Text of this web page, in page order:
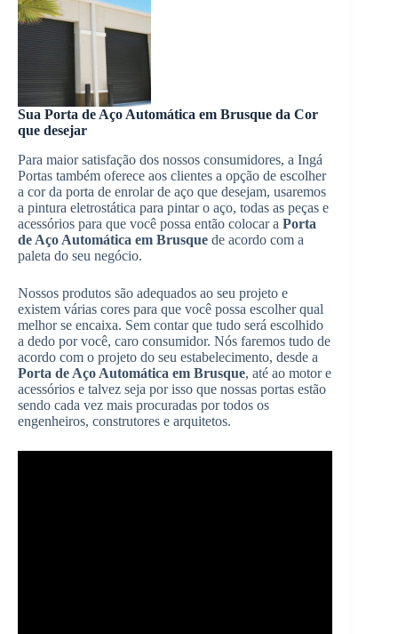
Sua Porta de Aço Automática em Brusque da Cor
que desejar
Para maior satisfação dos nossos consumidores, a Ingá
Portas também oferece aos clientes a opção de escolher
a cor da porta de enrolar de aço que desejam, usaremos
a pintura eletrostática para pintar o aço, todas as peças e
acessórios para que você possa então colocar a Porta
de Aço Automática em Brusque de acordo com a
paleta do seu negócio.
Nossos produtos são adequados ao seu projeto e
existem várias cores para que você possa escolher qual
melhor se encaixa. Sem contar que tudo será escolhido
a dedo por você, caro consumidor. Nós faremos tudo de
acordo com o projeto do seu estabelecimento, desde a
Porta de Aço Automática em Brusque, até ao motor e
acessórios e talvez seja por isso que nossas portas estão
sendo cada vez mais procuradas por todos os
engenheiros, construtores e arquitetos.